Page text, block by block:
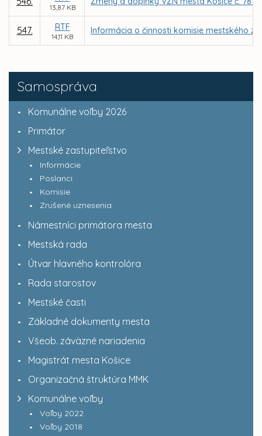
Samospráva
Komunálne voľby 2026
Primátor
Mestské zastupiteľstvo
Informácie
Poslanci
Komisie
Zrušené uznesenia
Námestníci primátora mesta
Mestská rada
Útvar hlavného kontrolóra
Rada starostov
Mestské časti
Základné dokumenty mesta
Všeob. záväzné nariadenia
Magistrát mesta Košice
Organizačná štruktúra MMK
Komunálne voľby
Voľby 2022
Voľby 2018
13,87 KB
547. RTF
14,11 KB
Informácia o činnosti komisie mestského